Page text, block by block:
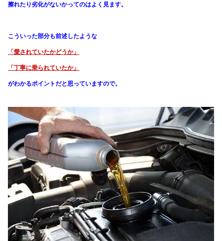
擦れたり劣化がないかってのはよく見ます。
こういった部分も前述したような
「愛されていたかどうか」
「丁寧に乗られていたか」
がわかるポイントだと思っていますので。